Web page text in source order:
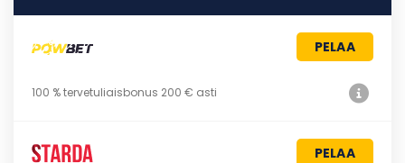
PELAA
100 % tervetuliaisbonus 200 € asti
PELAA